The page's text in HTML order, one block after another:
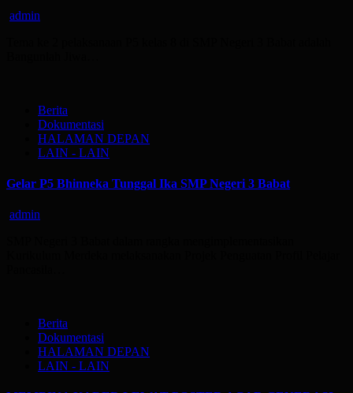
admin
Berita
Dokumentasi
HALAMAN DEPAN
LAIN - LAIN
Gelar P5 Bhinneka Tunggal Ika SMP Negeri 3 Babat
admin
Berita
Dokumentasi
HALAMAN DEPAN
LAIN - LAIN